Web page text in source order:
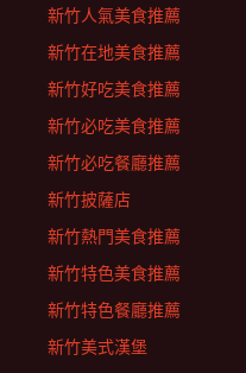
新竹人氣美食推薦
新竹在地美食推薦
新竹好吃美食推薦
新竹必吃美食推薦
新竹必吃餐廳推薦
新竹披薩店
新竹熱門美食推薦
新竹特色美食推薦
新竹特色餐廳推薦
新竹美式漢堡